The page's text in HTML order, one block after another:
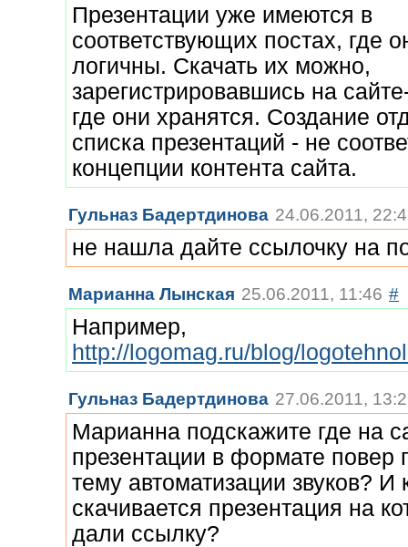
Презентации уже имеются в
соответствующих постах, где
логичны. Скачать их можно,
зарегистрировавшись на
где они хранятся. Создание
списка презентаций - не
концепции контента сайта.
Гульназ Бадертдинова 24.06.2011,
не нашла дайте ссылочку на
Марианна Лынская 25.06.2011, 11:46 #
Например,
http://logomag.ru/blog/
Гульназ Бадертдинова 27.06.2011,
Марианна подскажите где на
презентации в формате повер
тему автоматизации звуков? И
скачивается презентация на
дали ссылку?